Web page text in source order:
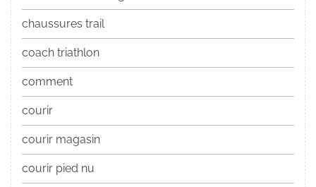
chaussures trail
coach triathlon
comment
courir
courir magasin
courir pied nu